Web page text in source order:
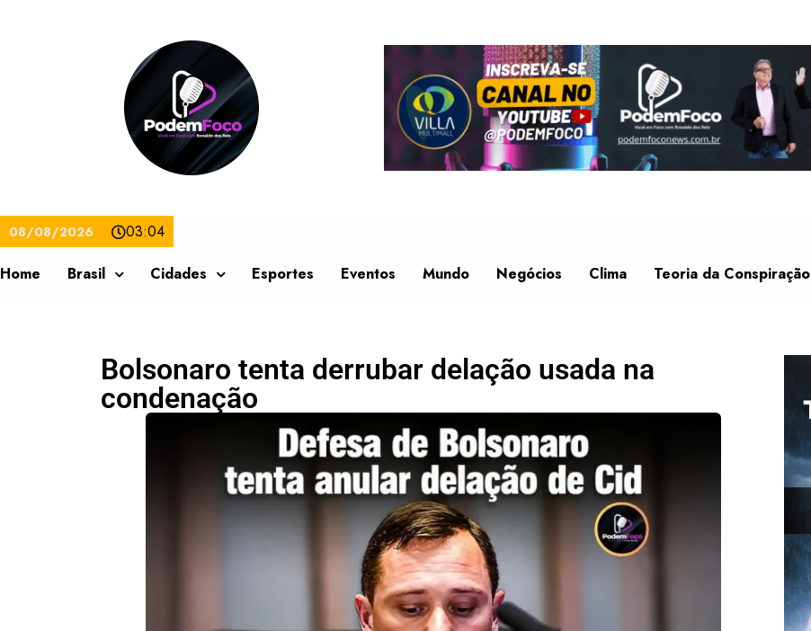
08/08/2026 03:04
Home Brasil Cidades Esportes Eventos Mundo Negócios Clima Teoria da Conspiração
Bolsonaro tenta derrubar delação usada na
condenação